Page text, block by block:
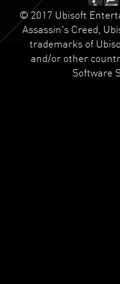
© 2017 Ubisoft
Assassin's Creed,
trademarks of
and/or other
Software